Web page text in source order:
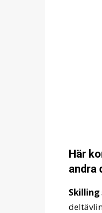
Här
andra
Skilling